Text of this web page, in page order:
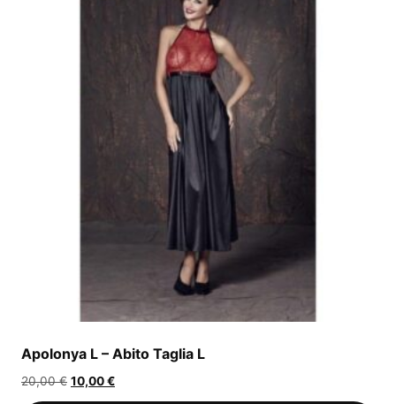
Apolonya L – Abito Taglia L
20,00€ Il
prezzo
10,00€Il
prezzo